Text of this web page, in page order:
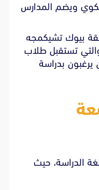
ويضم المدارس
بيوك تشيكمجه
تستقبل طلاب
يرغبون بدراسة
الدراسة، حيث